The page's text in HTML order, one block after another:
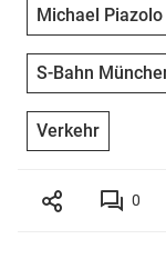
Michael Piazolo
S-Bahn
Verkehr
0